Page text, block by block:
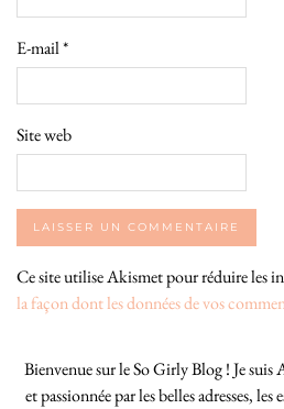
E-mail*
Site web
Ce site utilise Akismet pour réduire les
la façon dont les données de vos
Bienvenue sur le So Girly Blog ! Je
et passionnée par les belles adresses, les